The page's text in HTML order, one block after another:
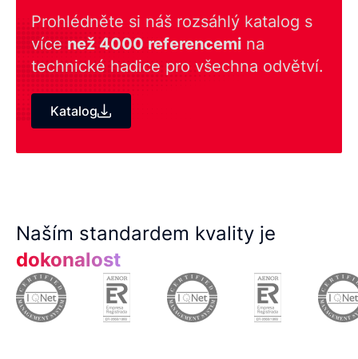
Prohlédněte si náš rozsáhlý katalog s
více než 4000 referencemi na
technické hadice pro všechna odvětví.
Katalog
Naším standardem kvality je
dokonalost